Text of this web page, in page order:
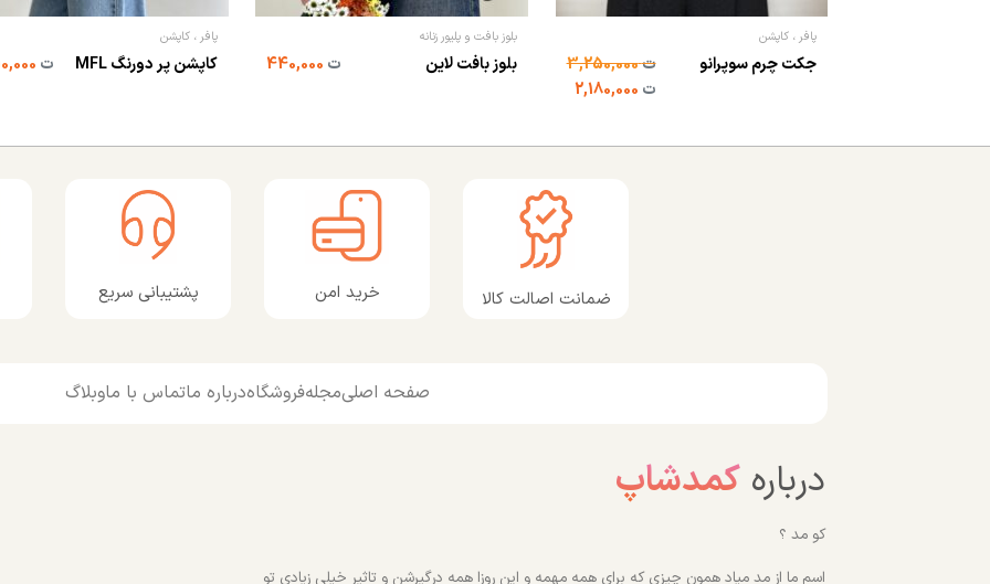
پافر ، کاپشن
جکت چرم سوپرانو ت3,250,000
ت
بلوز بافت و پلیور زنانه
بلوز بافت لاین ت
پافر ، کاپشن
کاپشن پر دورنگ MFL ت
ضمانت اصالت کالا خرید امن پشتیبانی سریع
صفحه اصلیمجلهفروشگاهدرباره ماتماس با ماوبلاگ
دربارهکمدشاپ
کو مد ؟
اسم ما از مد میاد همون چیزی که برای همه مهمه و این روزا همه درگیرشن و تاثیر خیلی زیادی تو